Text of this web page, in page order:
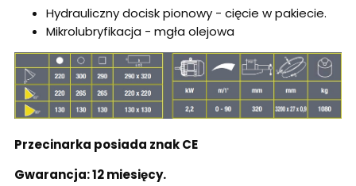
Hydrauliczny docisk pionowy - cięcie w pakiecie.
Mikrolubryfikacja - mgła olejowa
Przecinarka posiada znak CE
Gwarancja: 12 miesięcy.